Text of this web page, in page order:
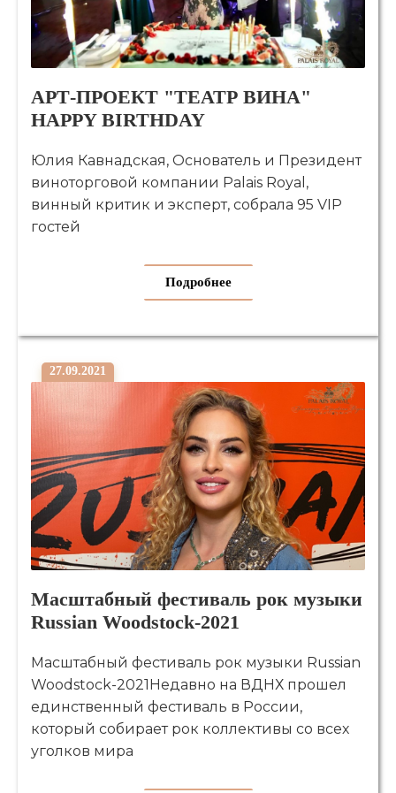
АРТ-ПРОЕКТ "ТЕАТР ВИНА"
HAPPY BIRTHDAY
Юлия Кавнадская, Основатель и Президент
виноторговой компании Palais Royal,
винный критик и эксперт, собрала 95 VIP
гостей
Подробнее
27.09.2021
Масштабный фестиваль рок музыки
Russian Woodstock-2021
Масштабный фестиваль рок музыки Russian
Woodstock-2021Недавно на ВДНХ прошел
единственный фестиваль в России,
который собирает рок коллективы со всех
уголков мира